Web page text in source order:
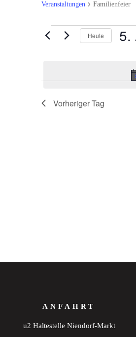
Veranstaltungen Familienfeier
Veranstaltungen
für
2025
Heute 5.
Vorheriger Tag
ANFAHRT
u2 Haltestelle Niendorf-Markt